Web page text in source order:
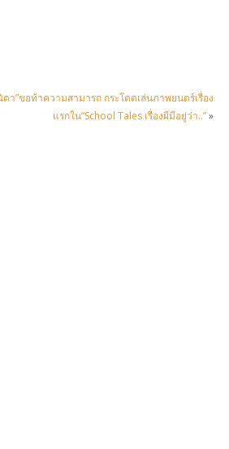
า”ขอท้าความสามารถ กระโดดเล่นภาพยนตร์เรื่อง
แรกใน“School Tales เรื่องผีมีอยู่ว่า..”»